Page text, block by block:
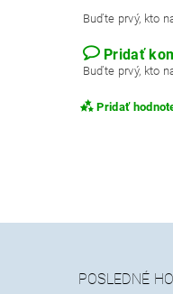
Buďte prvý, kto
Pridať
Buďte prvý, kto
Pridať
POSLEDNÉ